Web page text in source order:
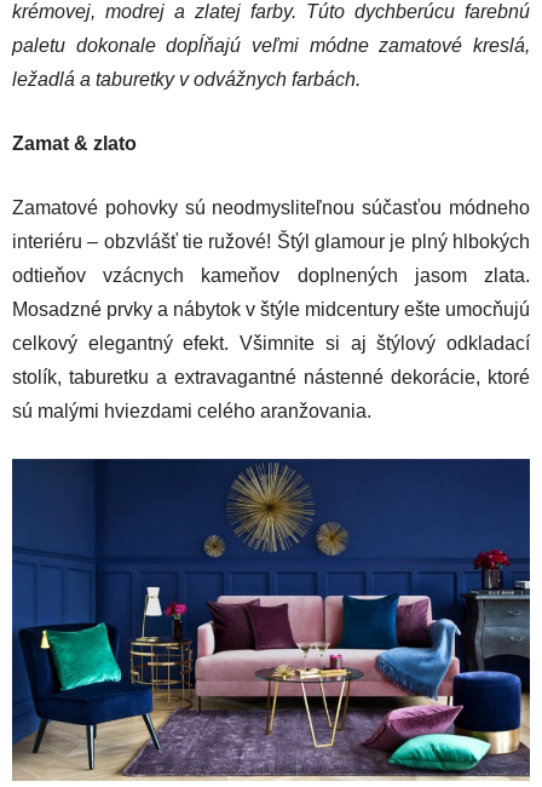
krémovej, modrej a zlatej farby. Túto dychberúcu farebnú
paletu dokonale dopĺňajú veľmi módne zamatové kreslá,
ležadlá a taburetky v odvážnych farbách.
Zamat & zlato
Zamatové pohovky sú neodmysliteľnou súčasťou módneho
interiéru – obzvlášť tie ružové! Štýl glamour je plný hlbokých
odtieňov vzácnych kameňov doplnených jasom zlata.
Mosadzné prvky a nábytok v štýle midcentury ešte umocňujú
celkový elegantný efekt. Všimnite si aj štýlový odkladací
stolík, taburetku a extravagantné nástenné dekorácie, ktoré
sú malými hviezdami celého aranžovania.